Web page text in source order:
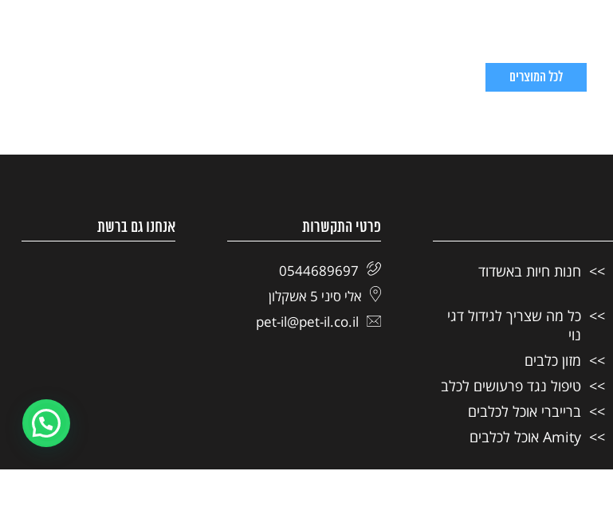
לכל המוצרים
חנות חיות באשדוד
כל מה שצריך לגידול דגי
נוי
מזון כלבים
טיפול נגד פרעושים לכלב
ברייברי אוכל לכלבים
Amity אוכל לכלבים
פרטי התקשרות
0544689697
אלי סיני 5 אשקלון
pet-il@pet-il.co.il
אנחנו גם ברשת